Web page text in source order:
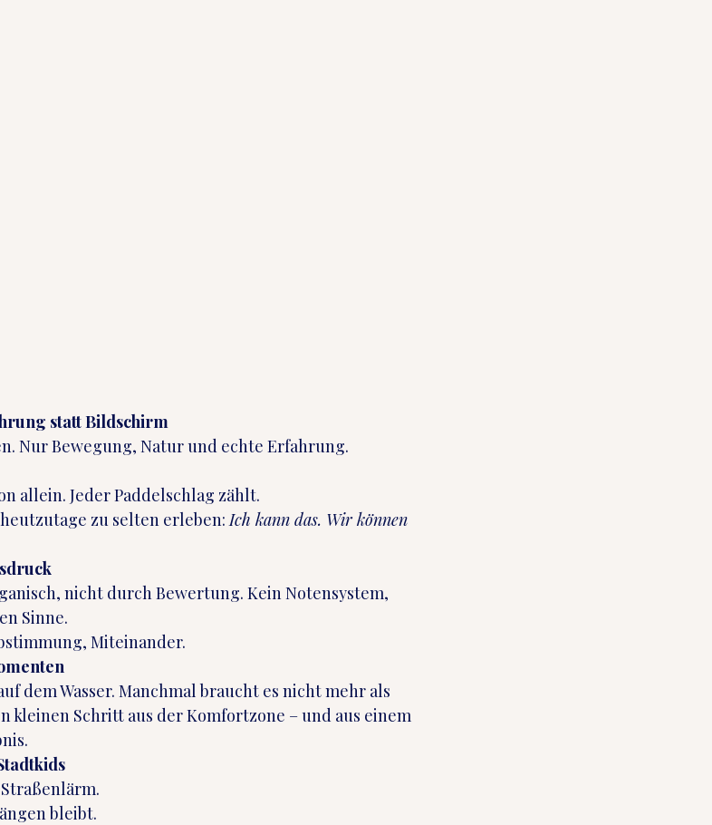
statt Bildschirm
Nur Bewegung, Natur und echte Erfahrung.
allein. Jeder Paddelschlag zählt.
zu selten erleben: Ich kann das. Wir können
nicht durch Bewertung. Kein Notensystem,
Sinne.
Miteinander.
dem Wasser. Manchmal braucht es nicht mehr als
kleinen Schritt aus der Komfortzone – und aus einem
bleibt.